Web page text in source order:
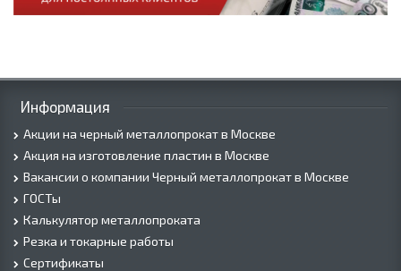
Информация
Акции на черный металлопрокат в Москве
Акция на изготовление пластин в Москве
Вакансии о компании Черный металлопрокат в Москве
ГОСТы
Калькулятор металлопроката
Резка и токарные работы
Сертификаты